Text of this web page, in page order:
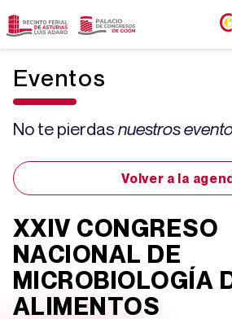
Eventos
No te pierdasnuestros
Volver a la
XXIV CONGRESO
NACIONAL DE
MICROBIOLOGÍA
ALIMENTOS